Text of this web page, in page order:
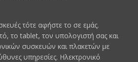
τότε αφήστε το σε εμάς.
το tablet, τον υπολογιστή σας και
συσκευών και πλακετών με
υπηρεσίες. Ηλεκτρονικό